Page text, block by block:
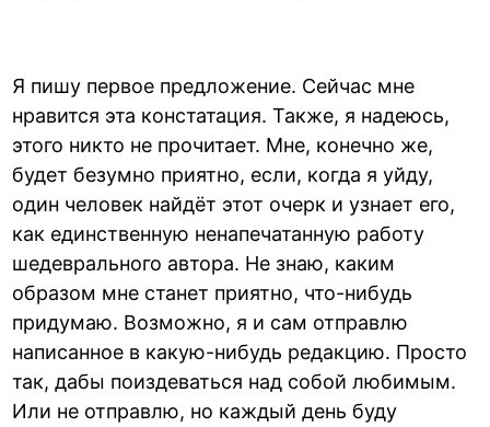
Я пишу первое предложение. Сейчас мне
нравится эта констатация. Также, я надеюсь,
этого никто не прочитает. Мне, конечно же,
будет безумно приятно, если, когда я уйду,
один человек найдёт этот очерк и узнает его,
как единственную ненапечатанную работу
шедеврального автора. Не знаю, каким
образом мне станет приятно, что-нибудь
придумаю. Возможно, я и сам отправлю
написанное в какую-нибудь редакцию. Просто
так, дабы поиздеваться над собой любимым.
Или не отправлю, но каждый день буду